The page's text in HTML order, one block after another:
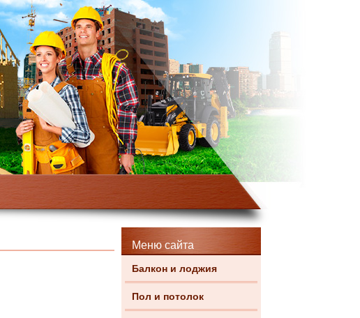
Меню сайта
Балкон и лоджия
Пол и потолок